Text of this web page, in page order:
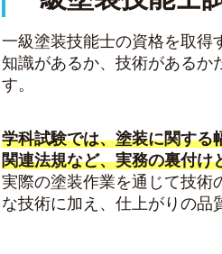
一級塗装技能士の資格を取得
知識があるか、技術があるか
す。
学科試験では、塗装に関する
関連法規など、実務の裏付け
実際の塗装作業を通じて技術
な技術に加え、仕上がりの品